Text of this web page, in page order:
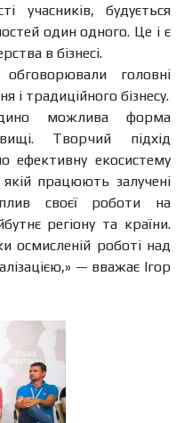
учасників, будується
один одного. Це і є
в бізнесі.
головні
і традиційного бізнесу.
можлива форма
Творчий підхід
ефективну екосистему
працюють залучені
своєї роботи на
регіону та країни.
осмисленій роботі над
— вважає Ігор